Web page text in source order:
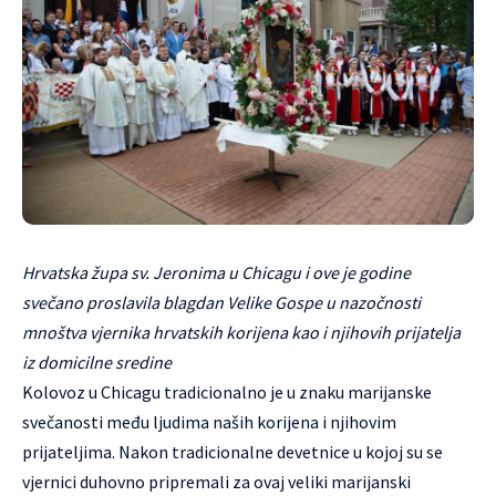
Hrvatska župa sv. Jeronima u Chicagu i ove je godine
svečano proslavila blagdan Velike Gospe u nazočnosti
mnoštva vjernika hrvatskih korijena kao i njihovih prijatelja
iz domicilne sredine
Kolovoz u Chicagu tradicionalno je u znaku marijanske
svečanosti među ljudima naših korijena i njihovim
prijateljima. Nakon tradicionalne devetnice u kojoj su se
vjernici duhovno pripremali za ovaj veliki marijanski